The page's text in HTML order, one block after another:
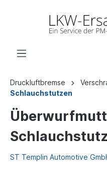
Druckluftbremse
Schlauchstutzen
ST Templin Automotive